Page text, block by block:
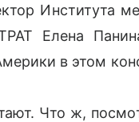
Института
Елена
в этом
Что ж,